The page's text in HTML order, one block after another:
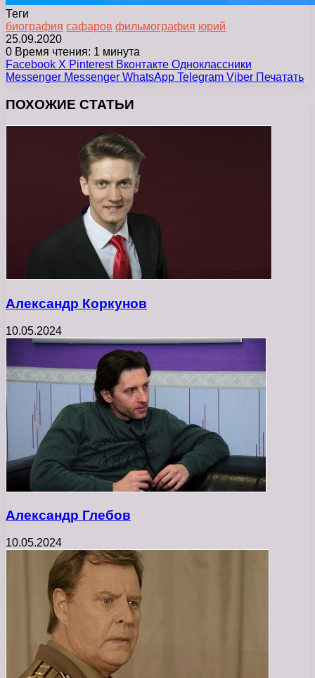
Теги
биография сафаров фильмография юрий
25.09.2020
0 Время чтения: 1 минута
Facebook X Pinterest Вконтакте Одноклассники
Messenger Messenger WhatsApp Telegram Viber Печатать
ПОХОЖИЕ СТАТЬИ
Александр Коркунов
10.05.2024
Александр Глебов
10.05.2024